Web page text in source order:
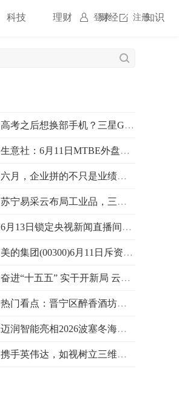
登录 注册
科技 理财 财经 知识
高考之后想换部手机？三星Galaxy系列为你解锁更多可能
生意社：6月11日MTBE外盘市场收盘价格波动
六月，企业拼的不只是业绩，更是组织力的“年中大考”
苏宁易采云布局工业品，三年扶持50个亿元级合作伙伴 每日热闻
6月13日锁定央视新闻直播间：听听开发者的"鸿蒙脑洞大开麦"
美的集团(00300)6月11日斥资5004.02万元回购58.87万股A股
奋进“十五五” 实干开新局 云网筑基 智启新程，重庆电信助力现代化新重庆谱新篇
热门看点：晋宁区醉香酒坊（个体工商户）成立 注册资本6万人民币
迈润智能亮相2026波塞冬海事展，“航海慧眼”赋能全球智能航行新时代
携手英伟达，如视树立三维重建行业新标杆